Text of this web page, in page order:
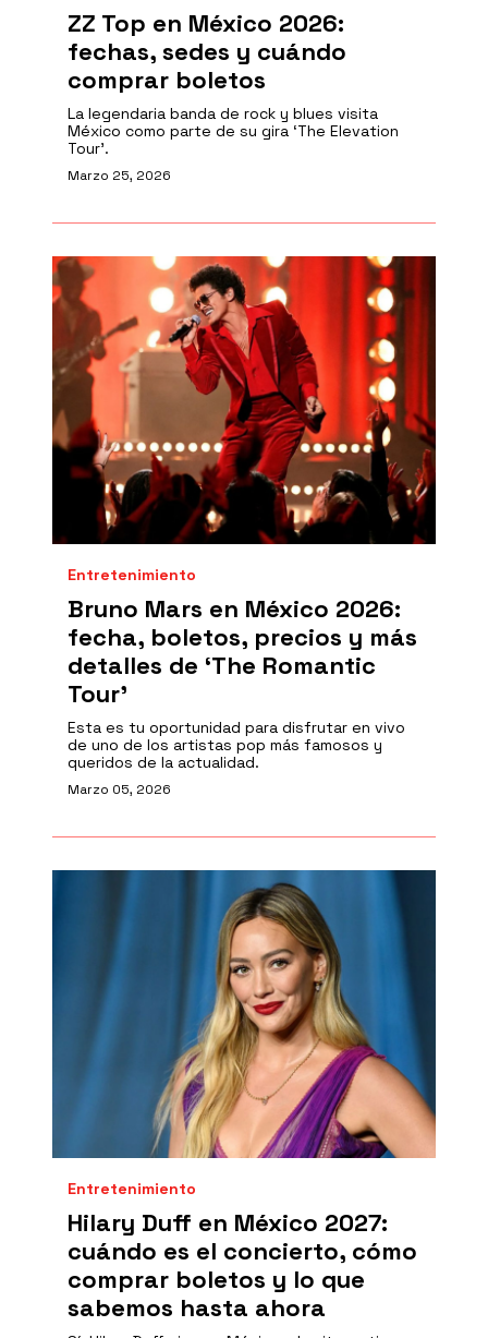
ZZ Top en México 2026:
fechas, sedes y cuándo
comprar boletos
La legendaria banda de rock y blues visita
México como parte de su gira ‘The Elevation
Tour’.
Marzo 25, 2026
Entretenimiento
Bruno Mars en México 2026:
fecha, boletos, precios y más
detalles de ‘The Romantic
Tour’
Esta es tu oportunidad para disfrutar en vivo
de uno de los artistas pop más famosos y
queridos de la actualidad.
Marzo 05, 2026
Entretenimiento
Hilary Duff en México 2027:
cuándo es el concierto, cómo
comprar boletos y lo que
sabemos hasta ahora